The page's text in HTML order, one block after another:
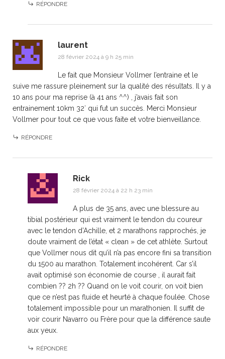
RÉPONDRE
laurent
28 février 2024 à 9 h 25 min
Le fait que Monsieur Vollmer l’entraine et le
suive me rassure pleinement sur la qualité des résultats. Il y a
10 ans pour ma reprise (à 41 ans ^^) , j’avais fait son
entrainement 10km 32′ qui fut un succès. Merci Monsieur
Vollmer pour tout ce que vous faite et votre bienveillance.
RÉPONDRE
Rick
28 février 2024 à 22 h 23 min
A plus de 35 ans, avec une blessure au
tibial postérieur qui est vraiment le tendon du coureur
avec le tendon d’Achille, et 2 marathons rapprochés, je
doute vraiment de l’état « clean » de cet athlète. Surtout
que Vollmer nous dit qu’il n’a pas encore fini sa transition
du 1500 au marathon. Totalement incohérent. Car s’il
avait optimisé son économie de course , il aurait fait
combien ?? 2h ?? Quand on le voit courir, on voit bien
que ce n’est pas fluide et heurté à chaque foulée. Chose
totalement impossible pour un marathonien. Il suffit de
voir courir Navarro ou Frère pour que la différence saute
aux yeux.
RÉPONDRE